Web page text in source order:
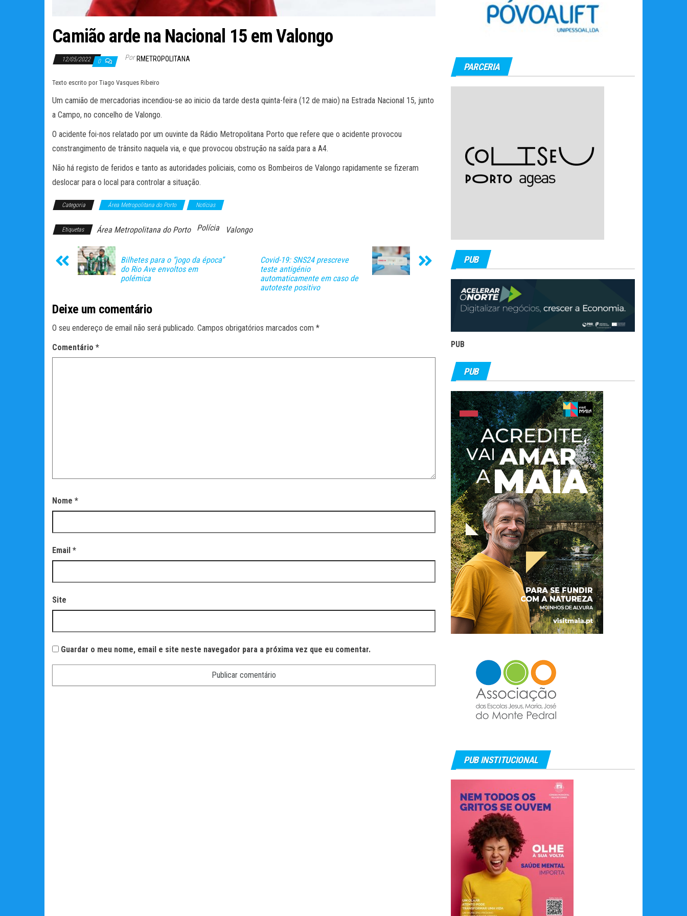
Camião arde na Nacional 15 em Valongo
12/05/2022 0 Por RMETROPOLITANA
Texto escrito por Tiago Vasques Ribeiro
Um camião de mercadorias incendiou-se ao inicio da tarde desta quinta-feira (12 de maio) na Estrada Nacional 15, junto
a Campo, no concelho de Valongo.
O acidente foi-nos relatado por um ouvinte da Rádio Metropolitana Porto que refere que o acidente provocou
constrangimento de trânsito naquela via, e que provocou obstrução na saída para a A4.
Não há registo de feridos e tanto as autoridades policiais, como os Bombeiros de Valongo rapidamente se fizeram
deslocar para o local para controlar a situação.
Categoria Área Metropolitana do Porto Notícias
Etiquetas Área Metropolitana do Porto Polícia Valongo
Bilhetes para o “jogo da época”
do Rio Ave envoltos em
polémica
Covid-19: SNS24 prescreve
teste antigénio
automaticamente em caso de
autoteste positivo
Deixe um comentário
O seu endereço de email não será publicado. Campos obrigatórios marcados com *
Comentário *
Nome *
Email *
Site
Guardar o meu nome, email e site neste navegador para a próxima vez que eu comentar.
PARCERIA
PUB
PUB
PUB
PUB INSTITUCIONAL